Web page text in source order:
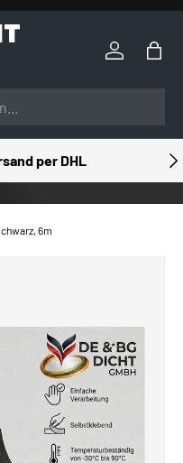
Einloggen
per DHL
6m